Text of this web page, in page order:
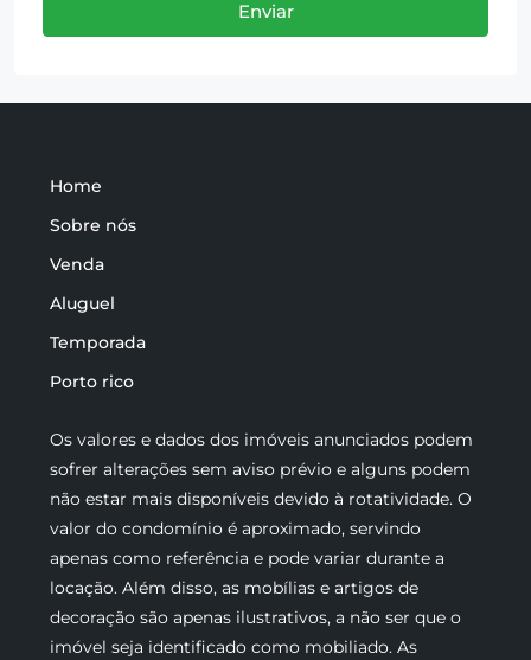
Enviar
Home
Sobre nós
Venda
Aluguel
Temporada
Porto rico
Os valores e dados dos imóveis anunciados podem
sofrer alterações sem aviso prévio e alguns podem
não estar mais disponíveis devido à rotatividade. O
valor do condomínio é aproximado, servindo
apenas como referência e pode variar durante a
locação. Além disso, as mobílias e artigos de
decoração são apenas ilustrativos, a não ser que o
imóvel seja identificado como mobiliado. As